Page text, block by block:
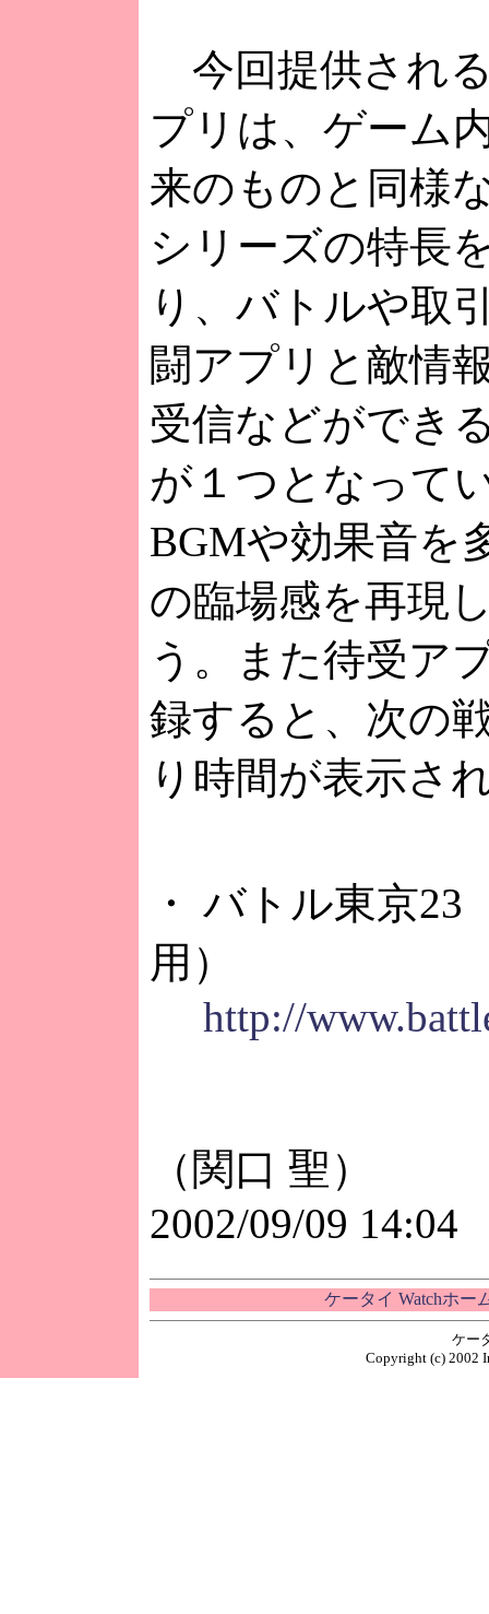
今回提供され
プリは、ゲーム
来のものと同様
シリーズの特長
り、バトルや取
闘アプリと敵情
受信などができ
が１つとなって
BGMや効果音を
の臨場感を再現
う。また待受ア
録すると、次の
り時間が表示さ
・ バトル東京23
用）
http://
（関口 聖）
2002/09/09 14:04
ケータイ Watchホー
ケー
Copyright (c) 2002